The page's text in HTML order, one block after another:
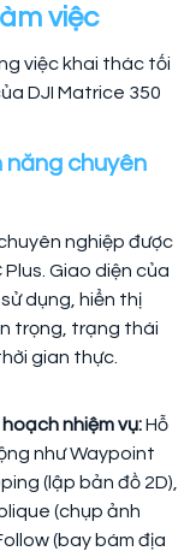
việc
việc khai thác tối
DJI Matrice 350
năng chuyên
nghiệp được
Giao diện của
dụng, hiển thị
trọng, trạng thái
gian thực.
nhiệm vụ:Hỗ
như Waypoint
(lập bản đồ 2D),
(chụp ảnh
(bay bám địa